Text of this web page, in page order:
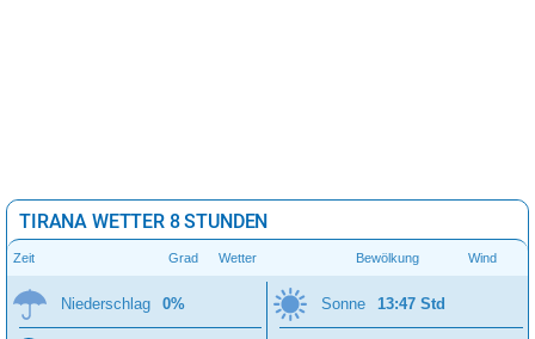
TIRANA WETTER 8 STUNDEN
Zeit Grad Wetter Bewölkung Wind
Niederschlag 0% Sonne 13:47 Std